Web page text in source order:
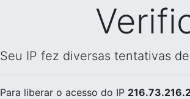
Seu IP fez diversas tentativas
Para liberar o acesso do IP